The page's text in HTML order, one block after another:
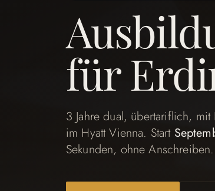
für
3 Jahre dual, übertariflich, mit
im Hyatt Vienna. Start
Sekunden, ohne Anschreiben.